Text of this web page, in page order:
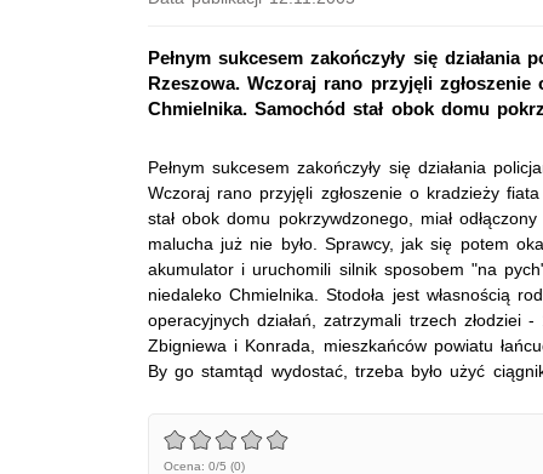
Pełnym sukcesem zakończyły się
Rzeszowa. Wczoraj rano przyjęli
Chmielnika. Samochód stał obok domu
Pełnym sukcesem zakończyły się działania
Wczoraj rano przyjęli zgłoszenie o kradzieży
stał obok domu pokrzywdzonego, miał
malucha już nie było. Sprawcy, jak się potem
akumulator i uruchomili silnik sposobem "na
niedaleko Chmielnika. Stodoła jest własnością
operacyjnych działań, zatrzymali trzech złodziei
Zbigniewa i Konrada, mieszkańców powiatu
By go stamtąd wydostać, trzeba było użyć
Ocena: 0/5 (0)